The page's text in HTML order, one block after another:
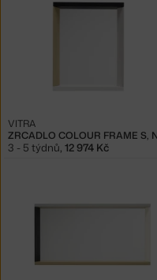
VITRA
3 - 5 týdnů, 12 974 Kč